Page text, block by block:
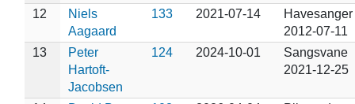
12
Niels
Aagaard
133 2021-07-14
Havesanger
2012-07-11
13
Peter
Hartoft-
Jacobsen
124 2024-10-01
Sangsvane
2021-12-25